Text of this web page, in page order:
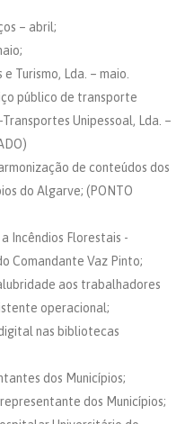
– abril;
Turismo, Lda. – maio.
público de transporte
Unipessoal, Lda. –
de conteúdos dos
do Algarve; (PONTO
Incêndios Florestais -
Comandante Vaz Pinto;
aos trabalhadores
operacional;
nas bibliotecas
dos Municípios;
dos Municípios;